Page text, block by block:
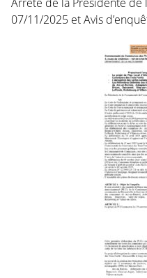
07/11/2025 et Avis